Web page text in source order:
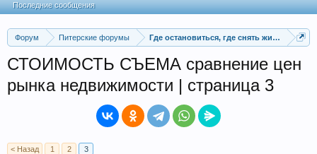
Форум Питерские форумы Где остановиться, где снять жилье
СТОИМОСТЬ СЪЕМА сравнение цен
рынка недвижимости | страница 3
< Назад 1 2 3
Последние сообщения